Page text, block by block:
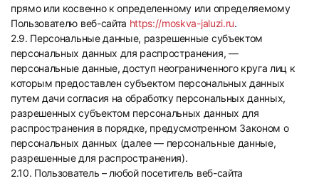
прямо или косвенно к определенному или определяемому
Пользователю веб-сайта https://moskva-jaluzi.ru.
2.9. Персональные данные, разрешенные субъектом
персональных данных для распространения, —
персональные данные, доступ неограниченного круга лиц к
которым предоставлен субъектом персональных данных
путем дачи согласия на обработку персональных данных,
разрешенных субъектом персональных данных для
распространения в порядке, предусмотренном Законом о
персональных данных (далее — персональные данные,
разрешенные для распространения).
2.10. Пользователь – любой посетитель веб-сайта